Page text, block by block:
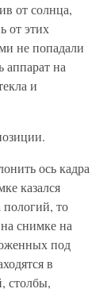
от солнца,
от этих
не попадали
аппарат на
и
ось кадра
казался
то
снимке на
под
в
столбы,